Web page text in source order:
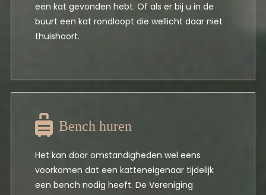
een kat gevonden hebt. Of als er bij u in de
buurt een kat rondloopt die wellicht daar niet
thuishoort.
Bench huren
Het kan door omstandigheden wel eens
voorkomen dat een katteneigenaar tijdelijk
een bench nodig heeft. De Vereniging